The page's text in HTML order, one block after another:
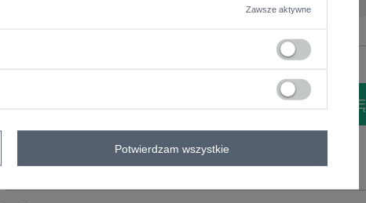
Zobacz wszystkie kolory (+8)
ZALOGUJ SIĘ I ZOBACZ CENĘ
Masz pytanie? Chętnie pomożemy.
Zadzwoń+48 601 547 740 Zadaj pytanie
Zawsze aktywne
Potwierdzam wszystkie